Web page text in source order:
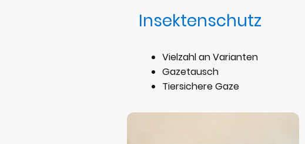
Insektenschutz
Vielzahl an Varianten
Gazetausch
Tiersichere Gaze